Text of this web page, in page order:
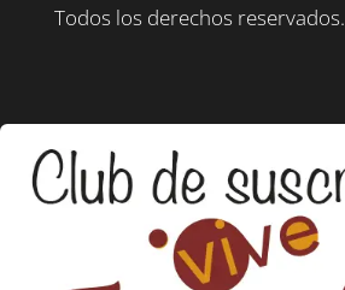
Todos los derechos reservados.